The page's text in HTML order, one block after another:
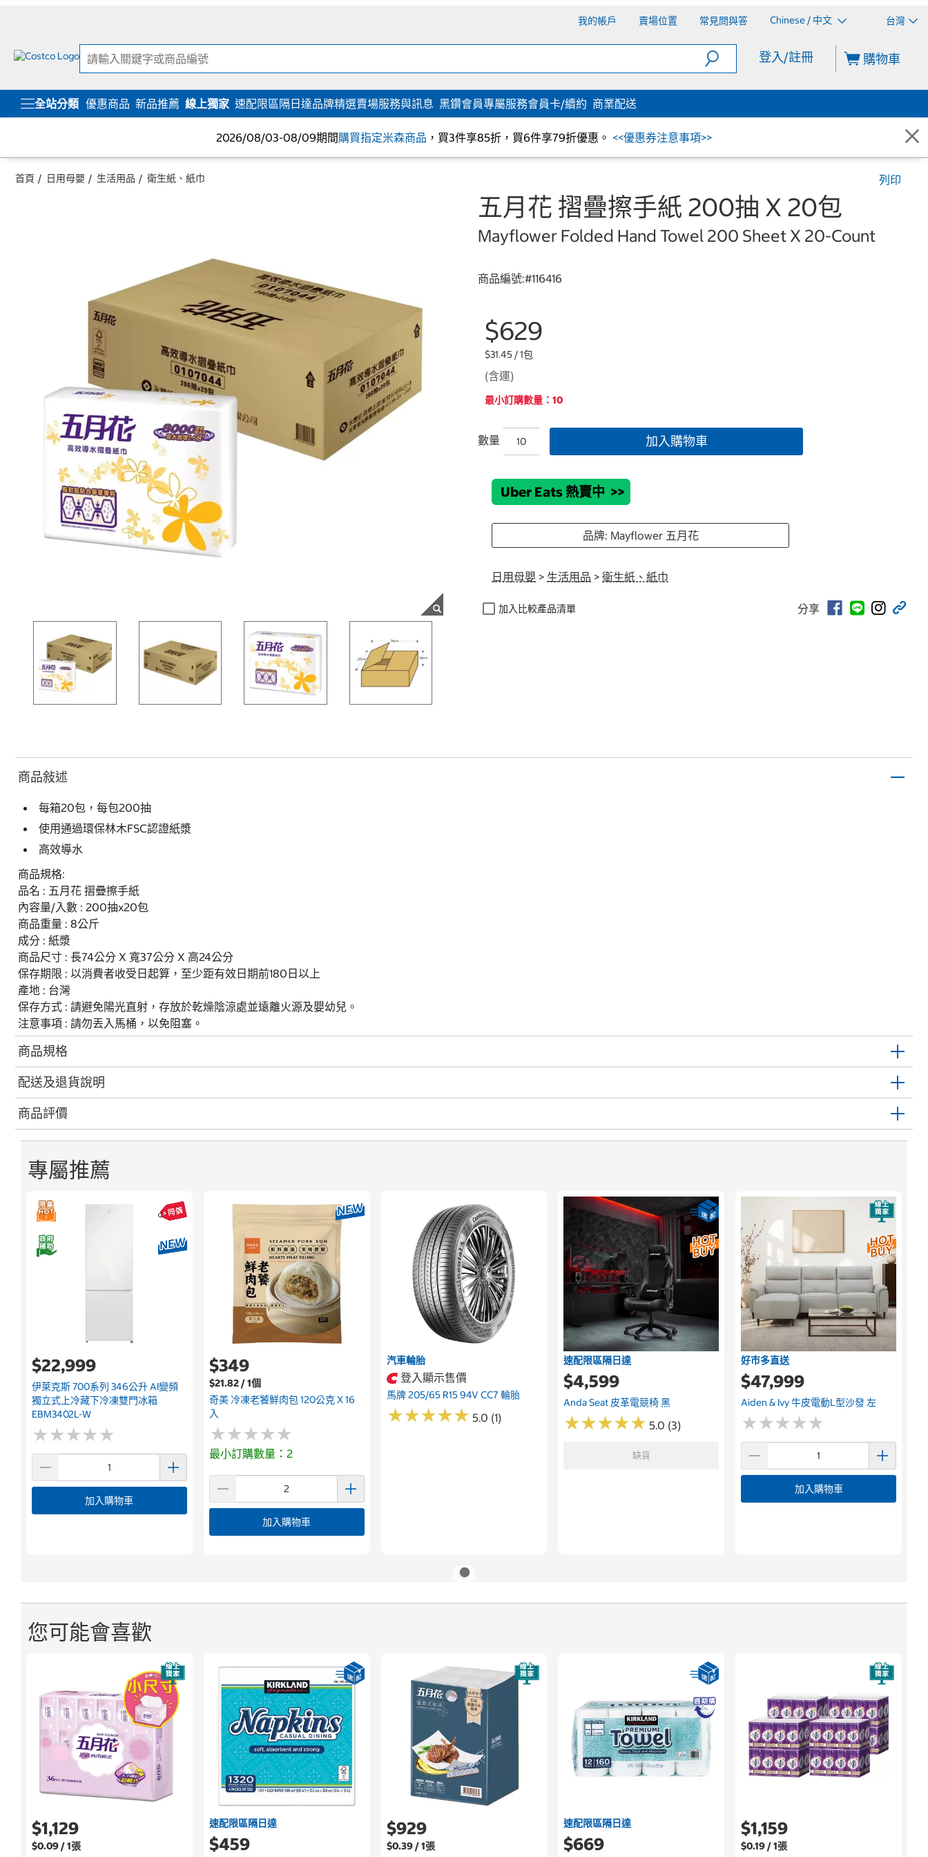
我的帳戶 賣場位置 常見問與答 Chinese / 中文 台灣
登入/註冊 購物車
全站分類 優惠商品 新品推薦 線上獨家 速配限區隔日達品牌精選賣場服務與訊息 黑鑽會員專屬服務會員卡/續約 商業配送
2026/08/03-08/09期間購買指定米森商品 ，買3件享85折，買6件享79折優惠。 <<優惠券注意事項>>
首頁 日用母嬰 生活用品 衛生紙、紙巾 列印
五月花 摺疊擦手紙 200抽 X 20包
Mayflower Folded Hand Towel 200 Sheet X 20-Count
商品編號:#116416
$629
$31.45 / 1包
(含運)
最小訂購數量：10
數量 加入購物車
Uber Eats 熱賣中 >>
品牌: Mayflower 五月花
日用母嬰 > 生活用品 > 衛生紙、紙巾
加入比較產品清單 分享
商品敍述
每箱20包，每包200抽
使用通過環保林木FSC認證紙漿
高效導水
商品規格:
品名 : 五月花 摺疊擦手紙
內容量/入數 : 200抽x20包
商品重量 : 8公斤
成分 : 紙漿
商品尺寸 : 長74公分 X 寬37公分 X 高24公分
保存期限 : 以消費者收受日起算，至少距有效日期前180日以上
產地 : 台灣
保存方式 : 請避免陽光直射，存放於乾燥陰涼處並遠離火源及嬰幼兒。
注意事項 : 請勿丟入馬桶，以免阻塞。
商品規格
配送及退貨說明
商品評價
專屬推薦
$22,999
伊萊克斯 700系列 346公升 AI變頻
獨立式上冷藏下冷凍雙門冰箱
EBM3402L-W
★★★★★
★★★★★
加入購物車
$349
$21.82 / 1個
奇美 冷凍老饕鮮肉包 120公克 X 16
入
★★★★★
★★★★★
最小訂購數量：2
加入購物車
汽車輪胎
登入顯示售價
馬牌 205/65 R15 94V CC7 輪胎
★★★★★
★★★★★ 5.0 (1)
速配限區隔日達
$4,599
Anda Seat 皮革電競椅 黑
★★★★★
★★★★★ 5.0 (3)
缺貨
好市多直送
$47,999
Aiden & Ivy 牛皮電動L型沙發 左
★★★★★
★★★★★
加入購物車
您可能會喜歡
$1,129
$0.09 / 1張
速配限區隔日達
$459
$929
$0.39 / 1張
速配限區隔日達
$669
$1,159
$0.19 / 1張